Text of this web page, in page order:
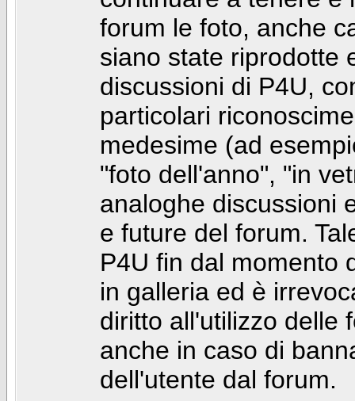
forum le foto, anche
siano state riprodotte
discussioni di P4U,
particolari
medesime (ad
"foto dell'anno", "in
analoghe discussioni
e future del forum.
P4U fin dal momento
in galleria ed è
diritto all'utilizzo delle
anche in caso di
dell'utente dal forum.